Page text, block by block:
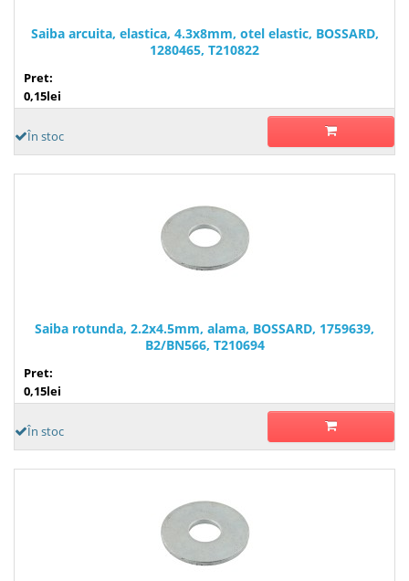
Saiba arcuita, elastica, 4.3x8mm, otel elastic, BOSSARD,
1280465, T210822
Pret:
0,15lei
În stoc
Saiba rotunda, 2.2x4.5mm, alama, BOSSARD, 1759639,
B2/BN566, T210694
Pret:
0,15lei
În stoc